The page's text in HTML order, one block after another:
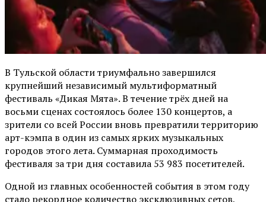
В Тульской области триумфально завершился
крупнейший независимый мультиформатный
фестиваль «Дикая Мята». В течение трёх дней на
восьми сценах состоялось более 130 концертов, а
зрители со всей России вновь превратили территорию
арт-кэмпа в один из самых ярких музыкальных
городов этого лета. Суммарная проходимость
фестиваля за три дня составила 53 983 посетителей.
Одной из главных особенностей события в этом году
стало рекордное количество эксклюзивных сетов,